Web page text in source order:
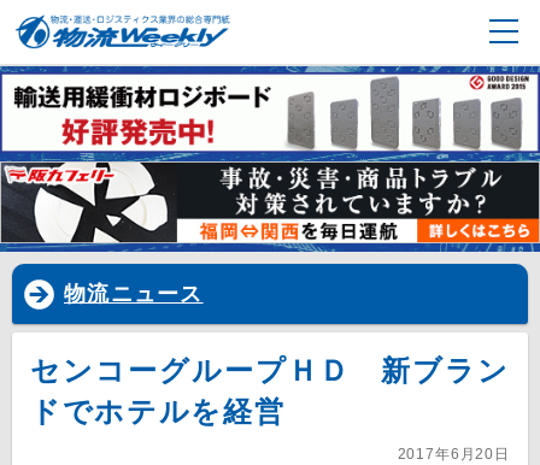
物流ニュース
センコーグループＨＤ 新ブラン
ドでホテルを経営
2017年6月20日